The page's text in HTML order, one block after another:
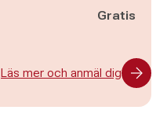
Gratis
Läs mer och anmäl dig